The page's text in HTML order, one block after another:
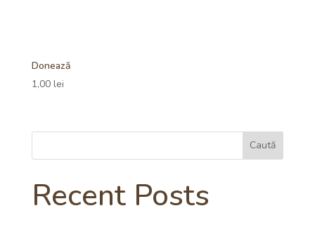
Donează
1,00 lei
Caută
Recent Posts